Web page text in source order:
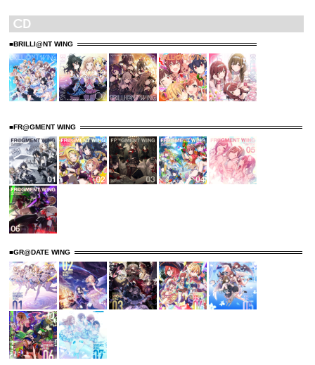
■BRILLI@NT WING
■FR@GMENT WING
■GR@DATE WING